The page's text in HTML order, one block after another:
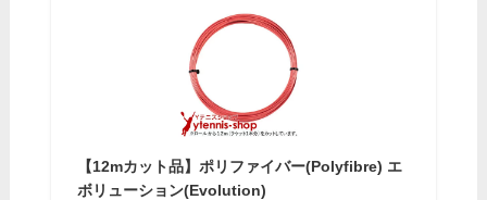
【12mカット品】ポリファイバー(Polyfibre) エ
ボリューション(Evolution)